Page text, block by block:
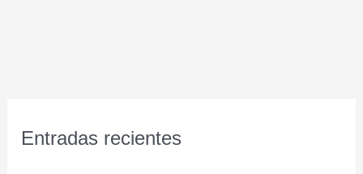
Entradas recientes